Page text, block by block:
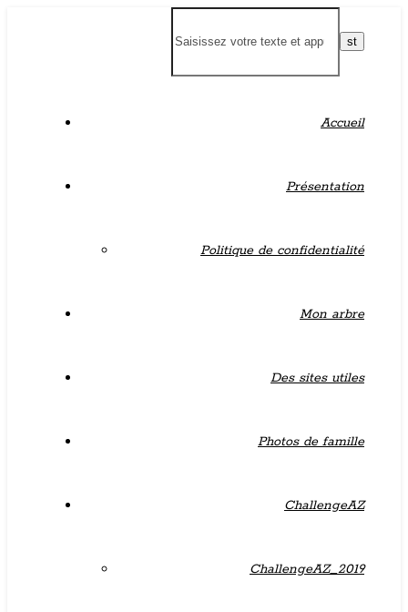
Accueil
Présentation
Politique de confidentialité
Mon arbre
Des sites utiles
Photos de famille
ChallengeAZ
ChallengeAZ_2019